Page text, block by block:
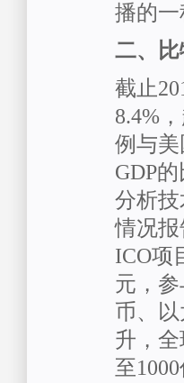
播的
二、
截止
8.4%
例与
GDP
分析技
情况
ICO项
元，
币、
升，
至